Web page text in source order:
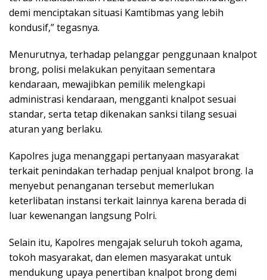
demi menciptakan situasi Kamtibmas yang lebih
kondusif,” tegasnya.
Menurutnya, terhadap pelanggar penggunaan knalpot
brong, polisi melakukan penyitaan sementara
kendaraan, mewajibkan pemilik melengkapi
administrasi kendaraan, mengganti knalpot sesuai
standar, serta tetap dikenakan sanksi tilang sesuai
aturan yang berlaku.
Kapolres juga menanggapi pertanyaan masyarakat
terkait penindakan terhadap penjual knalpot brong. Ia
menyebut penanganan tersebut memerlukan
keterlibatan instansi terkait lainnya karena berada di
luar kewenangan langsung Polri.
Selain itu, Kapolres mengajak seluruh tokoh agama,
tokoh masyarakat, dan elemen masyarakat untuk
mendukung upaya penertiban knalpot brong demi